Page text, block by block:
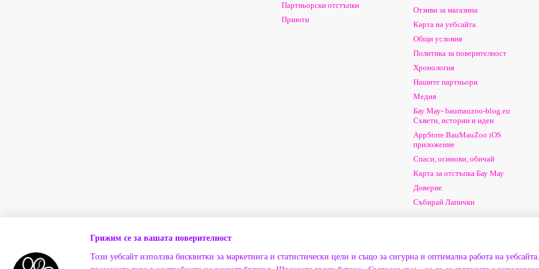
Партньорски отстъпки
Приюти
Отзиви за магазина
Карта на уебсайта
Общи условия
Политика за поверителност
Хронология
Нашите партньори
Медия
Бау Мау- baumauzoo-blog.eu
Съвети, истории и идеи
AppStore BauMauZoo iOS
приложение
Спаси, осинови, обичай
Карта за отстъпка Бау Мау
Доверие
Събирай Лапички
Грижим се за вашата поверителност
Този уебсайт използва бисквитки за маркетинга и статистически цели и също за сигурна и оптимална работа на